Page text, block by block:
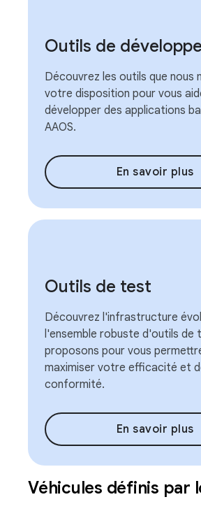
Outils de
Découvrez les outils que nous
votre disposition pour vous
développer des applications
AAOS.
En savoir plus
Outils de test
Découvrez l'infrastructure
l'ensemble robuste d'outils de
proposons pour vous
maximiser votre efficacité et
conformité.
En savoir plus
Véhicules définis par